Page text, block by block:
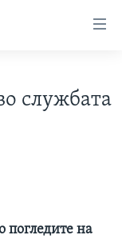
службата
погледите нa